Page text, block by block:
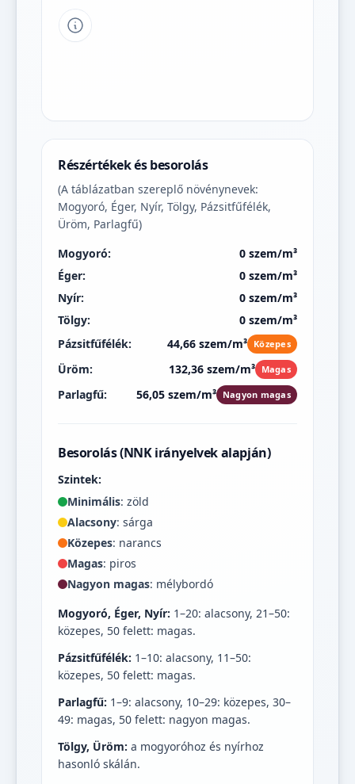
Tipp a grafikon jelmagyarázatához
Részértékek és besorolás
(A táblázatban szereplő növénynevek:
Mogyoró, Éger, Nyír, Tölgy, Pázsitfűfélék,
Üröm, Parlagfű)
Mogyoró:
0 szem/m³
Éger:
0 szem/m³
Nyír:
0 szem/m³
Tölgy:
0 szem/m³
Pázsitfűfélék:
44,66 szem/m³ Közepes
Üröm: 132,36 szem/m³ Magas
Parlagfű: 56,05 szem/m³ Nagyon magas
Besorolás (NNK irányelvek alapján)
Szintek:
Minimális: zöld
Alacsony: sárga
Közepes: narancs
Magas: piros
Nagyon magas: mélybordó
Mogyoró, Éger, Nyír: 1–20: alacsony, 21–50:
közepes, 50 felett: magas.
Pázsitfűfélék: 1–10: alacsony, 11–50:
közepes, 50 felett: magas.
Parlagfű: 1–9: alacsony, 10–29: közepes, 30–
49: magas, 50 felett: nagyon magas.
Tölgy, Üröm: a mogyoróhoz és nyírhoz
hasonló skálán.